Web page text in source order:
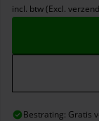
incl. btw (Excl.
Bestrating: Gratis